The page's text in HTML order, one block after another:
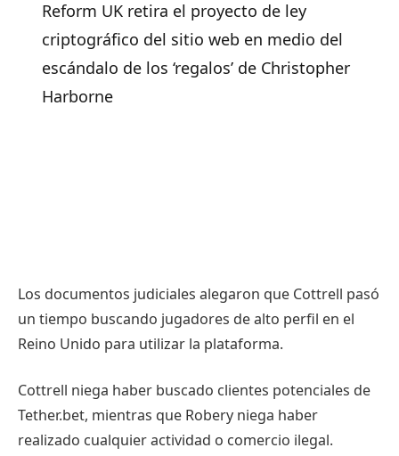
Reform UK retira el proyecto de ley
criptográfico del sitio web en medio del
escándalo de los ‘regalos’ de Christopher
Harborne
Los documentos judiciales alegaron que Cottrell pasó
un tiempo buscando jugadores de alto perfil en el
Reino Unido para utilizar la plataforma.
Cottrell niega haber buscado clientes potenciales de
Tether.bet, mientras que Robery niega haber
realizado cualquier actividad o comercio ilegal.